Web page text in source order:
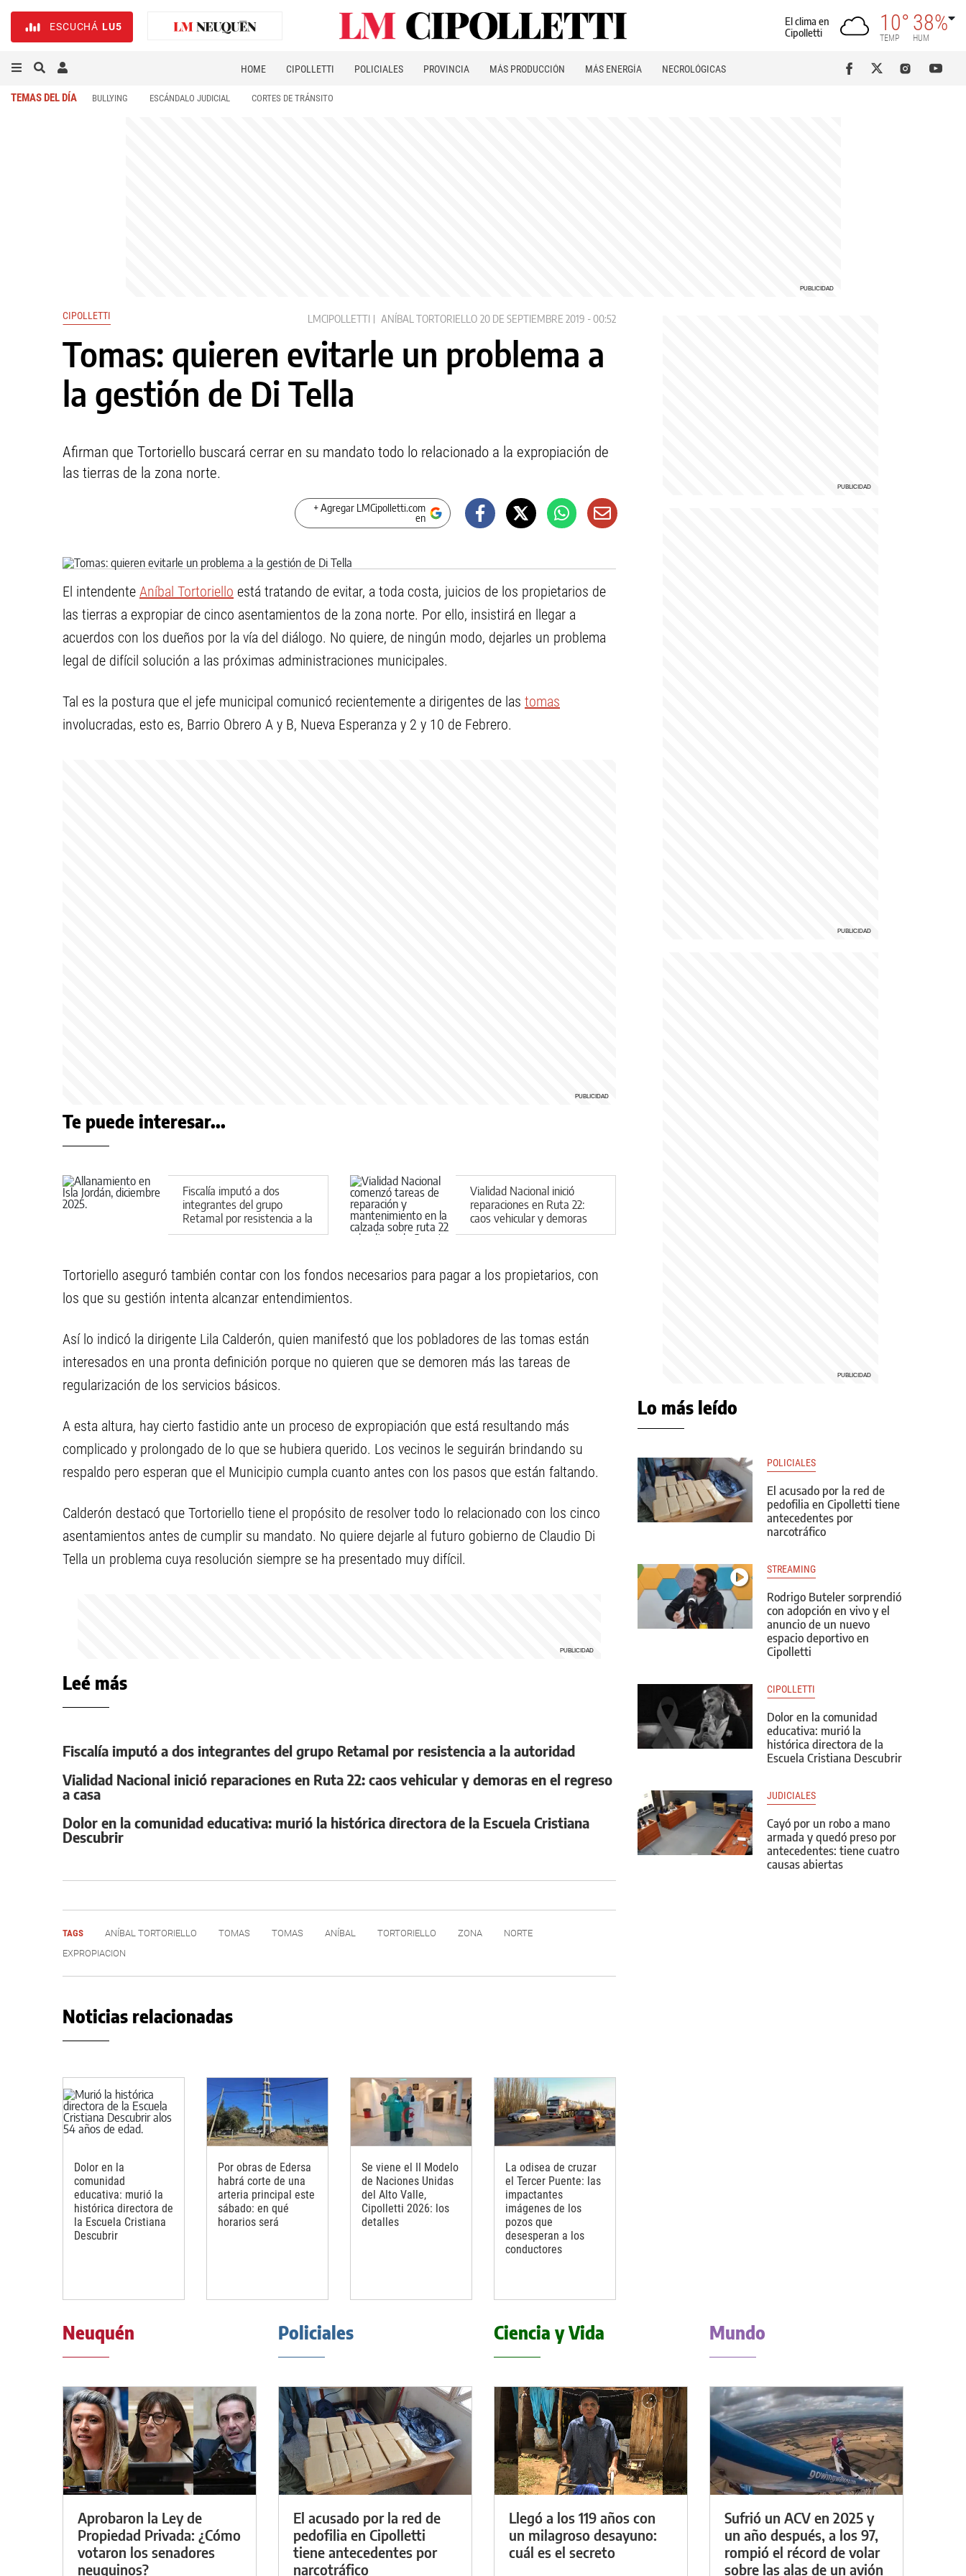
ESCUCHÁ LU5
El clima en
Cipolletti
10°
TEMP
38%
HUM
HOME CIPOLLETTI POLICIALES PROVINCIA MÁS PRODUCCIÓN MÁS ENERGÍA NECROLÓGICAS
TEMAS DEL DÍA BULLYING ESCÁNDALO JUDICIAL CORTES DE TRÁNSITO
CIPOLLETTI LMCIPOLLETTI ANÍBAL TORTORIELLO 20 DE SEPTIEMBRE 2019 - 00:52
Tomas: quieren evitarle un problema a
la gestión de Di Tella
Afirman que Tortoriello buscará cerrar en su mandato todo lo relacionado a la expropiación de
las tierras de la zona norte.
+ Agregar LMCipolletti.com
en
El intendente Aníbal Tortoriello está tratando de evitar, a toda costa, juicios de los propietarios de
las tierras a expropiar de cinco asentamientos de la zona norte. Por ello, insistirá en llegar a
acuerdos con los dueños por la vía del diálogo. No quiere, de ningún modo, dejarles un problema
legal de difícil solución a las próximas administraciones municipales.
Tal es la postura que el jefe municipal comunicó recientemente a dirigentes de las tomas
involucradas, esto es, Barrio Obrero A y B, Nueva Esperanza y 2 y 10 de Febrero.
Te puede interesar...
Fiscalía imputó a dos
integrantes del grupo
Retamal por resistencia a la
autoridad
Vialidad Nacional inició
reparaciones en Ruta 22:
caos vehicular y demoras
en el regreso a casa
Tortoriello aseguró también contar con los fondos necesarios para pagar a los propietarios, con
los que su gestión intenta alcanzar entendimientos.
Así lo indicó la dirigente Lila Calderón, quien manifestó que los pobladores de las tomas están
interesados en una pronta definición porque no quieren que se demoren más las tareas de
regularización de los servicios básicos.
A esta altura, hay cierto fastidio ante un proceso de expropiación que está resultando más
complicado y prolongado de lo que se hubiera querido. Los vecinos le seguirán brindando su
respaldo pero esperan que el Municipio cumpla cuanto antes con los pasos que están faltando.
Calderón destacó que Tortoriello tiene el propósito de resolver todo lo relacionado con los cinco
asentamientos antes de cumplir su mandato. No quiere dejarle al futuro gobierno de Claudio Di
Tella un problema cuya resolución siempre se ha presentado muy difícil.
Leé más
Fiscalía imputó a dos integrantes del grupo Retamal por resistencia a la autoridad
Vialidad Nacional inició reparaciones en Ruta 22: caos vehicular y demoras en el regreso
a casa
Dolor en la comunidad educativa: murió la histórica directora de la Escuela Cristiana
Descubrir
TAGS ANÍBAL TORTORIELLO TOMAS TOMAS ANÍBAL TORTORIELLO ZONA
NORTE
EXPROPIACION
Noticias relacionadas
Dolor en la
comunidad
educativa: murió la
histórica directora de
la Escuela Cristiana
Descubrir
Por obras de Edersa
habrá corte de una
arteria principal este
sábado: en qué
horarios será
Se viene el II Modelo
de Naciones Unidas
del Alto Valle,
Cipolletti 2026: los
detalles
La odisea de cruzar
el Tercer Puente: las
impactantes
imágenes de los
pozos que
desesperan a los
conductores
Lo más leído
POLICIALES
El acusado por la red de
pedofilia en Cipolletti tiene
antecedentes por
narcotráfico
STREAMING
Rodrigo Buteler sorprendió
con adopción en vivo y el
anuncio de un nuevo
espacio deportivo en
Cipolletti
CIPOLLETTI
Dolor en la comunidad
educativa: murió la
histórica directora de la
Escuela Cristiana Descubrir
JUDICIALES
Cayó por un robo a mano
armada y quedó preso por
antecedentes: tiene cuatro
causas abiertas
Neuquén
Aprobaron la Ley de
Propiedad Privada: ¿Cómo
votaron los senadores
neuquinos?
Policiales
El acusado por la red de
pedofilia en Cipolletti
tiene antecedentes por
narcotráfico
Ciencia y Vida
Llegó a los 119 años con
un milagroso desayuno:
cuál es el secreto
Mundo
Sufrió un ACV en 2025 y
un año después, a los 97,
rompió el récord de volar
sobre las alas de un avión